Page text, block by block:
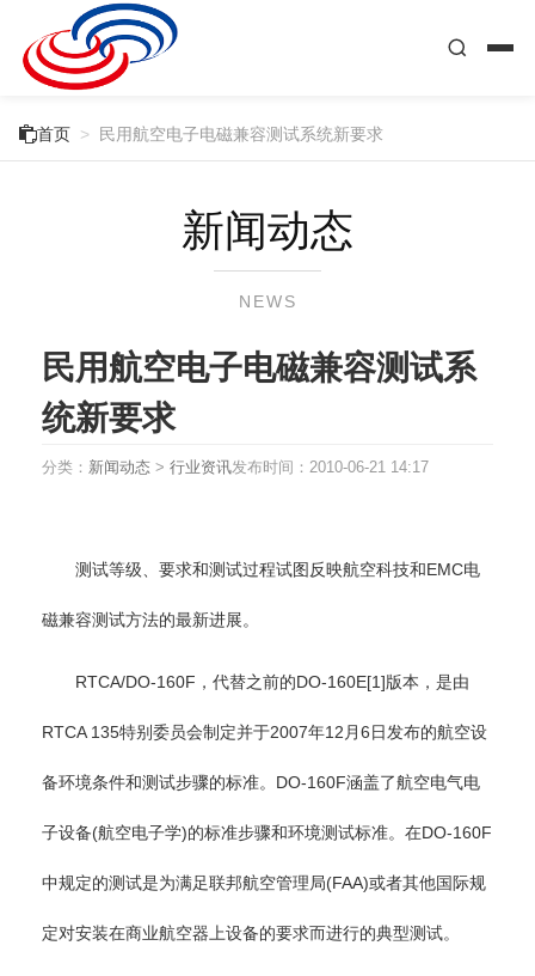
首页 > 民用航空电子电磁兼容测试系统新要求
新闻动态
NEWS
民用航空电子电磁兼容测试系
统新要求
分类： 新闻动态 > 行业资讯发布时间： 2010-06-21 14:17
测试等级、要求和测试过程试图反映航空科技和EMC电
磁兼容测试方法的最新进展。
RTCA/DO-160F，代替之前的DO-160E[1]版本，是由
RTCA 135特别委员会制定并于2007年12月6日发布的航空设
备环境条件和测试步骤的标准。DO-160F涵盖了航空电气电
子设备(航空电子学)的标准步骤和环境测试标准。在DO-160F
中规定的测试是为满足联邦航空管理局(FAA)或者其他国际规
定对安装在商业航空器上设备的要求而进行的典型测试。